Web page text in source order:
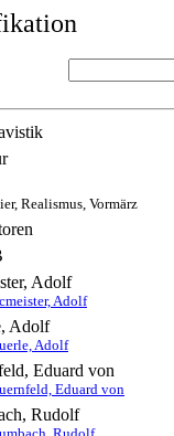
Realismus, Vormärz
Adolf
Adolf
Adolf
Adolf
Eduard von
Eduard von
Rudolf